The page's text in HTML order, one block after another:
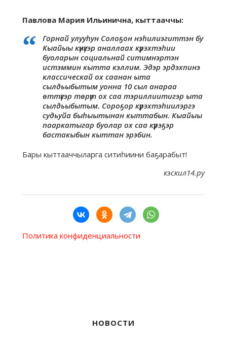
Павлова Мария Ильинична, кыттааччы:
Горнай улууһун Солоҕон нэһилиэгиттэн бу
Кыайыы күнүгэр аналлаах күрэхтэһии
буоларын социальнай ситимнэртэн
истэммин кытта кэллим. Эдэр эрдэхпинэ
классическай ох саанан ыта
сылдьыбытым уонна 10 сыл анараа
өттүгэр төрүт ох саа тэриллиитигэр ыта
сылдьыбытым. Сороҕор күрэхтэһиилэргэ
судьуйа быһыытынан кыттабын. Кыайыы
пааркатыгар буолар ох саа күрэҕэр
бастакыбын кыттан эрэбин.
Бары кыттааччыларга ситиһиини баҕарабыт!
кэскил14.ру
Политика конфиденциальности
НОВОСТИ